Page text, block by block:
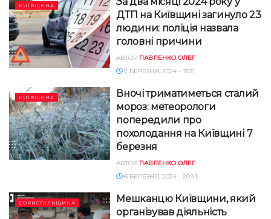
КИЇВЩИНА
ДТП на Київщині загинуло 23
людини: поліція назвала
головні причини
АВТОР ПАВЛЕНКО ОЛЕГ
7 БЕРЕЗНЯ, 2024 - 13:31
КИЇВЩИНА
Вночі триматиметься сталий
мороз: метеорологи
попередили про
похолодання на Київщині 7
березня
АВТОР ПАВЛЕНКО ОЛЕГ
6 БЕРЕЗНЯ, 2024 - 20:41
БОРИСПІЛЬЩИНА
Мешканцю Київщини, який
організував діяльність